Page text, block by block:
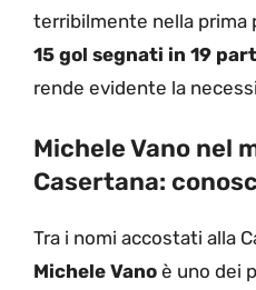
terribilmente nella prima
15 gol segnati in 19
rende evidente la
Michele Vano nel
Casertana:
Tra i nomi accostati alla
Michele Vano è uno dei